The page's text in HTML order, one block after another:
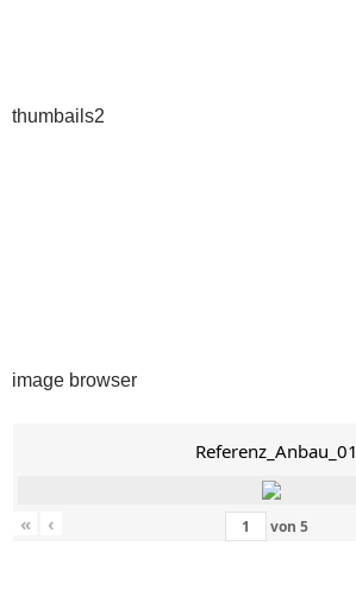
thumbails2
image browser
Referenz_Anbau_01
« ‹ von 5